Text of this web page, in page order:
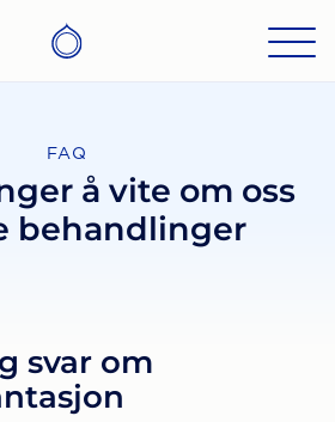
FAQ
å vite om oss
behandlinger
svar om